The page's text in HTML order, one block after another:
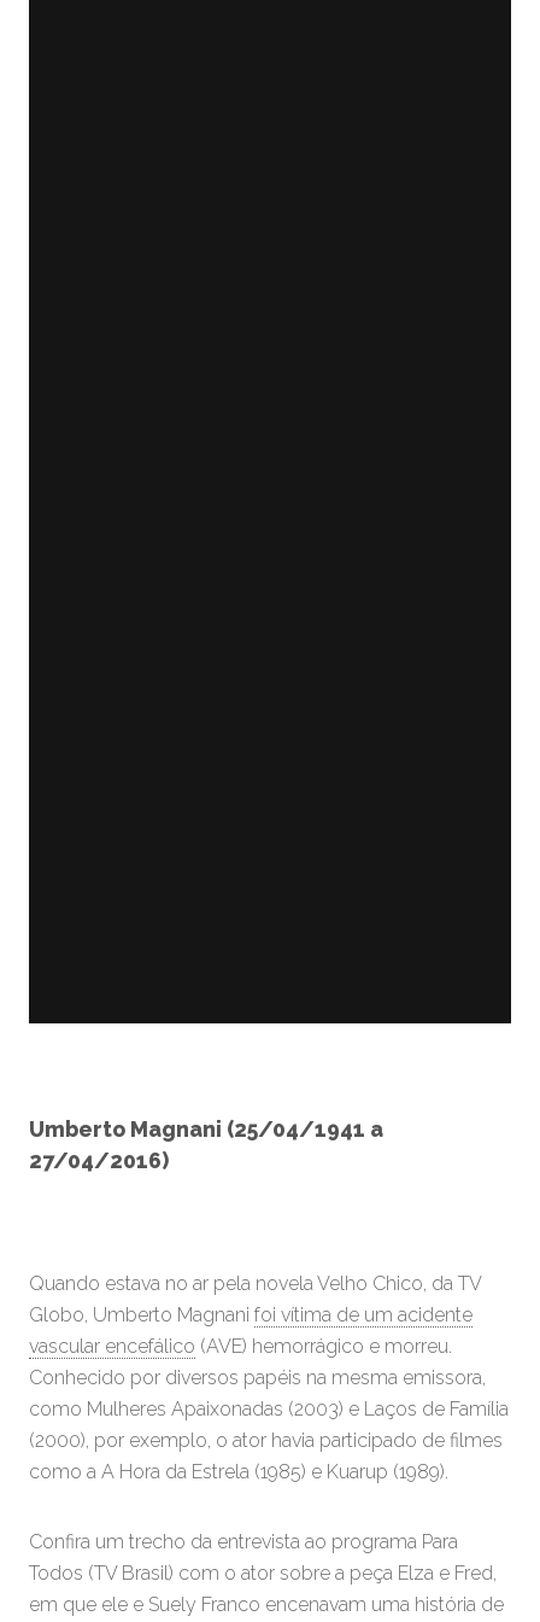
Umberto Magnani (25/04/1941 a
27/04/2016)
Quando estava no ar pela novela Velho Chico, da TV
Globo, Umberto Magnani foi vítima de um acidente
vascular encefálico (AVE) hemorrágico e morreu.
Conhecido por diversos papéis na mesma emissora,
como Mulheres Apaixonadas (2003) e Laços de Família
(2000), por exemplo, o ator havia participado de filmes
como a A Hora da Estrela (1985) e Kuarup (1989).
Confira um trecho da entrevista ao programa Para
Todos (TV Brasil) com o ator sobre a peça Elza e Fred,
em que ele e Suely Franco encenavam uma história de